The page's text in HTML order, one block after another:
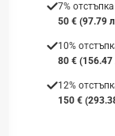
7%
50 € (97.79
10%
80 € (156.47
12%
150 €